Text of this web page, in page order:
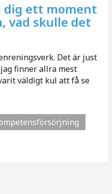
dig ett moment
vad skulle det
Det är just
finner allra mest
väldigt kul att få se